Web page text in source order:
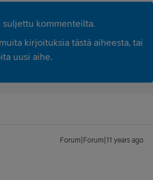
suljettu kommenteilta.
kirjoituksia tästä aiheesta, tai
uusi aihe.
Forum|Forum|11 years ago